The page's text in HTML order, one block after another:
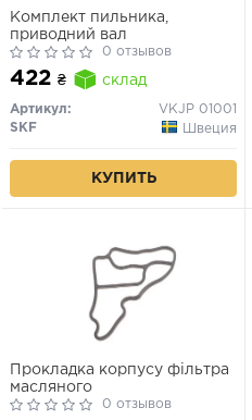
Комплект пильника,
приводний вал
0 отзывов
422 ₴ склад
Артикул:
VKJP 01001
SKF
Швеция
КУПИТЬ
Прокладка корпусу фільтра
масляного
0 отзывов